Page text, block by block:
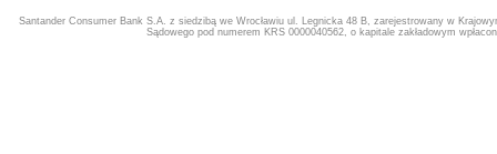
Santander Consumer Bank S.A. z siedzibą we Wrocławiu ul. Legnicka 48 B, zarejestrowany w
Sądowego pod numerem KRS 0000040562, o kapitale zakładowym